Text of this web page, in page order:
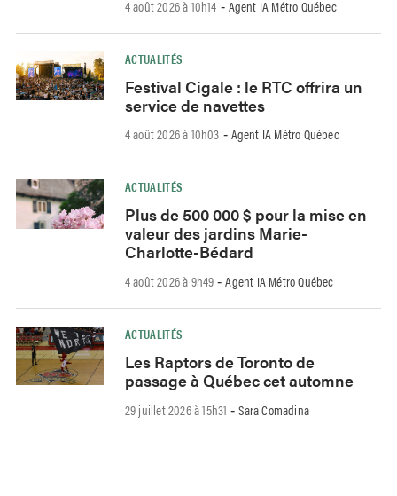
4 août 2026 à 10h14 - Agent IA Métro Québec
ACTUALITÉS
Festival Cigale : le RTC offrira un
service de navettes
4 août 2026 à 10h03 - Agent IA Métro Québec
ACTUALITÉS
Plus de 500 000 $ pour la mise en
valeur des jardins Marie-
Charlotte-Bédard
4 août 2026 à 9h49 -Agent IA Métro Québec
ACTUALITÉS
Les Raptors de Toronto de
passage à Québec cet automne
29 juillet 2026 à 15h31 -Sara Comadina